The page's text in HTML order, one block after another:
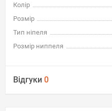
Колір
Розмір
Тип ніпеля
Розмір ниппеля
Відгуки 0